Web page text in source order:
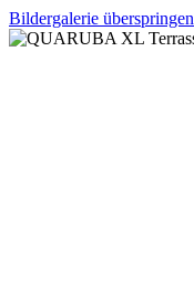
Bildergalerie überspringen